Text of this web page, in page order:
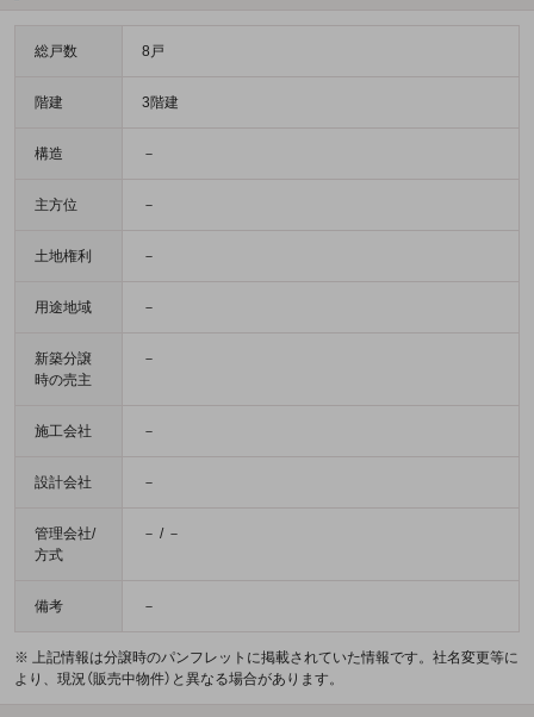
総戸数 8戸
階建 3階建
構造 －
主方位 －
土地権利 －
用途地域 －
新築分譲
時の売主
－
施工会社 －
設計会社 －
管理会社/
方式
－ / －
備考 －
※ 上記情報は分譲時のパンフレットに掲載されていた情報です。社名変更等に
より、現況（販売中物件）と異なる場合があります。